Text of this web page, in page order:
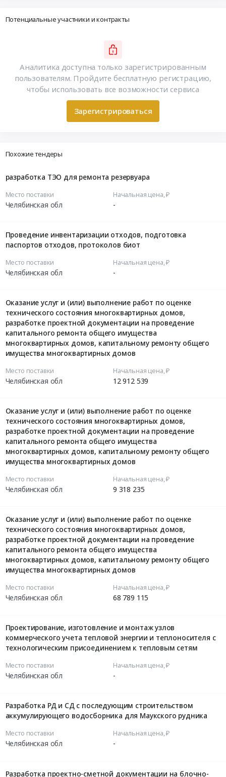
Потенциальные участники и контракты
Аналитика доступна только зарегистрированным
пользователям. Пройдите бесплатную регистрацию,
чтобы использовать все возможности сервиса
Зарегистрироваться
Похожие тендеры
разработка ТЭО для ремонта резервуара
Место поставки
Челябинская обл
Начальная цена, ₽
-
Проведение инвентаризации отходов, подготовка
паспортов отходов, протоколов биот
Место поставки
Челябинская обл
Начальная цена, ₽
-
Оказание услуг и (или) выполнение работ по оценке
технического состояния многоквартирных домов,
разработке проектной документации на проведение
капитального ремонта общего имущества
многоквартирных домов, капитальному ремонту общего
имущества многоквартирных домов
Место поставки
Челябинская обл
Начальная цена, ₽
12 912 539
Оказание услуг и (или) выполнение работ по оценке
технического состояния многоквартирных домов,
разработке проектной документации на проведение
капитального ремонта общего имущества
многоквартирных домов, капитальному ремонту общего
имущества многоквартирных домов
Место поставки
Челябинская обл
Начальная цена, ₽
9 318 235
Оказание услуг и (или) выполнение работ по оценке
технического состояния многоквартирных домов,
разработке проектной документации на проведение
капитального ремонта общего имущества
многоквартирных домов, капитальному ремонту общего
имущества многоквартирных домов
Место поставки
Челябинская обл
Начальная цена, ₽
68 789 115
Проектирование, изготовление и монтаж узлов
коммерческого учета тепловой энергии и теплоносителя c
технологическим присоединением к тепловым сетям
Место поставки
Челябинская обл
Начальная цена, ₽
-
Разработка РД и СД с последующим строительством
аккумулирующего водосборника для Маукского рудника
Место поставки
Челябинская обл
Начальная цена, ₽
-
Разработка проектно-сметной документации на блочно-